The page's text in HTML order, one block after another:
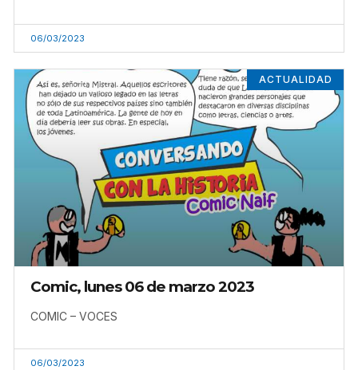
06/03/2023
ACTUALIDAD
Comic, lunes 06 de marzo 2023
COMIC – VOCES
06/03/2023